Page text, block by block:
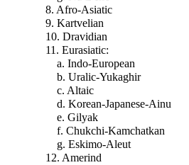
8. Afro-Asiatic
9. Kartvelian
10. Dravidian
11. Eurasiatic:
a. Indo-European
b. Uralic-Yukaghir
c. Altaic
d. Korean-Japanese-Ainu
e. Gilyak
f. Chukchi-Kamchatkan
g. Eskimo-Aleut
12. Amerind